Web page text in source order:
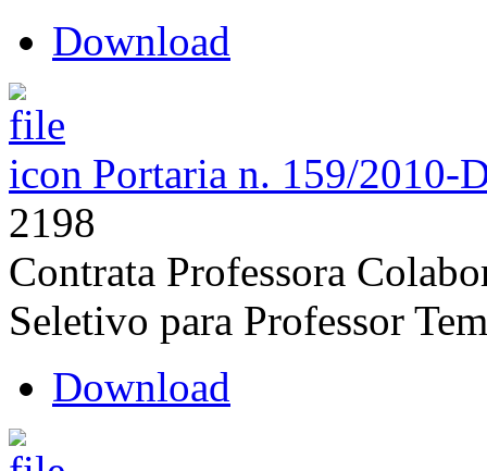
Download
Portaria n. 159/2010-
2198
Contrata Professora
Seletivo para Professor
Download